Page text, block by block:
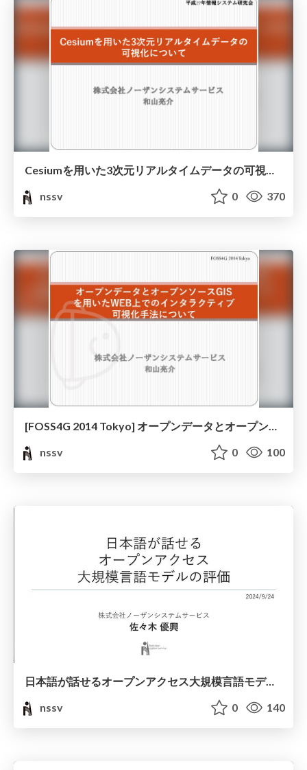
Cesiumを用いた3次元リアルタイムデータの可視化について
nssv
0 370
[FOSS4G 2014 Tokyo] オープンデータとオープンソースGISを用いたWEB上でのインタラクティブ可視化手法について
nssv
0 100
日本語が話せるオープンアクセス大規模言語モデルの評価
nssv
0 140